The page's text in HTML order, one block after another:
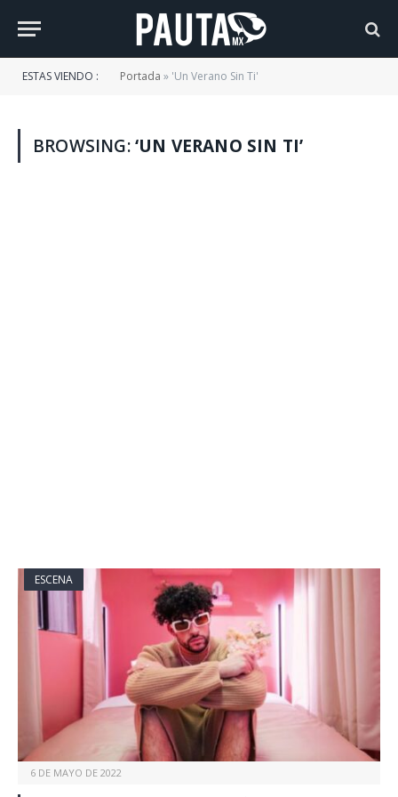
ESTAS VIENDO : Portada » 'Un Verano Sin Ti'
BROWSING:‘UN VERANO SIN TI’
ESCENA
6 DE MAYO DE 2022